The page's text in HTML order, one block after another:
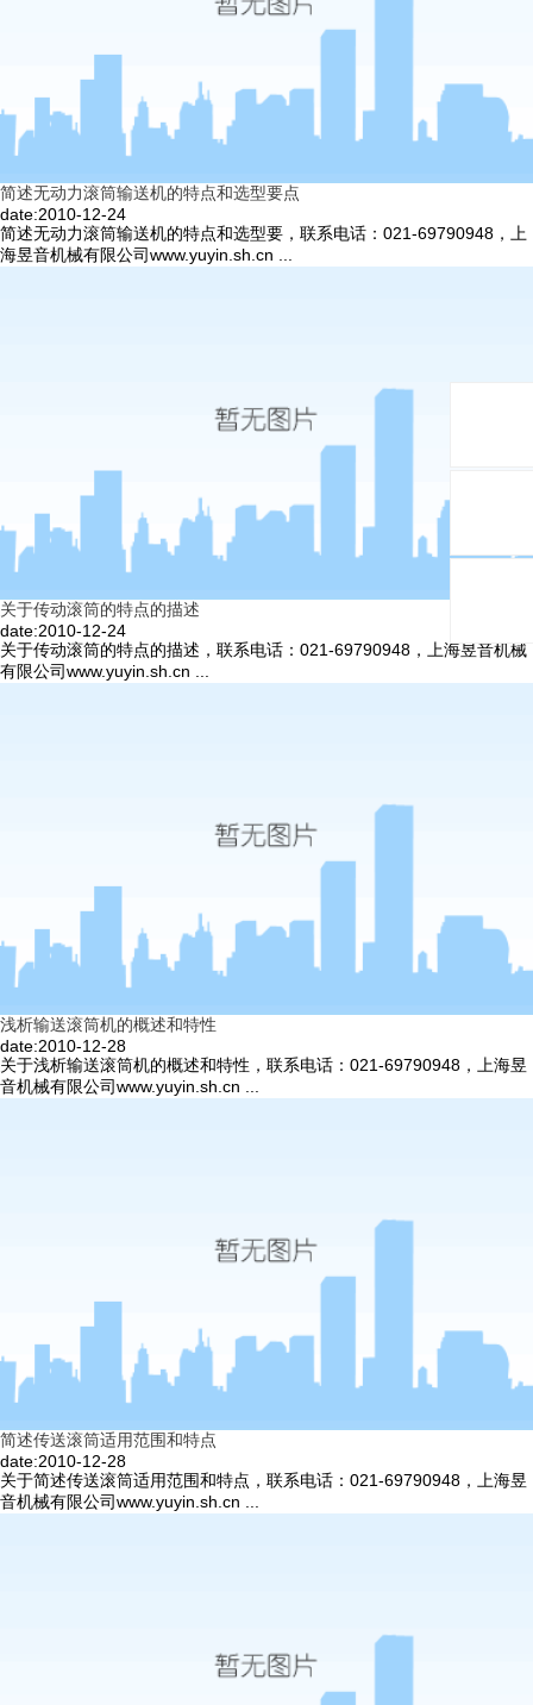
简述无动力滚筒输送机的特点和选型要点
date:2010-12-24
简述无动力滚筒输送机的特点和选型要，联系电话：021-69790948，上
海昱音机械有限公司www.yuyin.sh.cn ...
关于传动滚筒的特点的描述
date:2010-12-24
关于传动滚筒的特点的描述，联系电话：021-69790948，上海昱音机械
有限公司www.yuyin.sh.cn ...
浅析输送滚筒机的概述和特性
date:2010-12-28
关于浅析输送滚筒机的概述和特性，联系电话：021-69790948，上海昱
音机械有限公司www.yuyin.sh.cn ...
简述传送滚筒适用范围和特点
date:2010-12-28
关于简述传送滚筒适用范围和特点，联系电话：021-69790948，上海昱
音机械有限公司www.yuyin.sh.cn ...